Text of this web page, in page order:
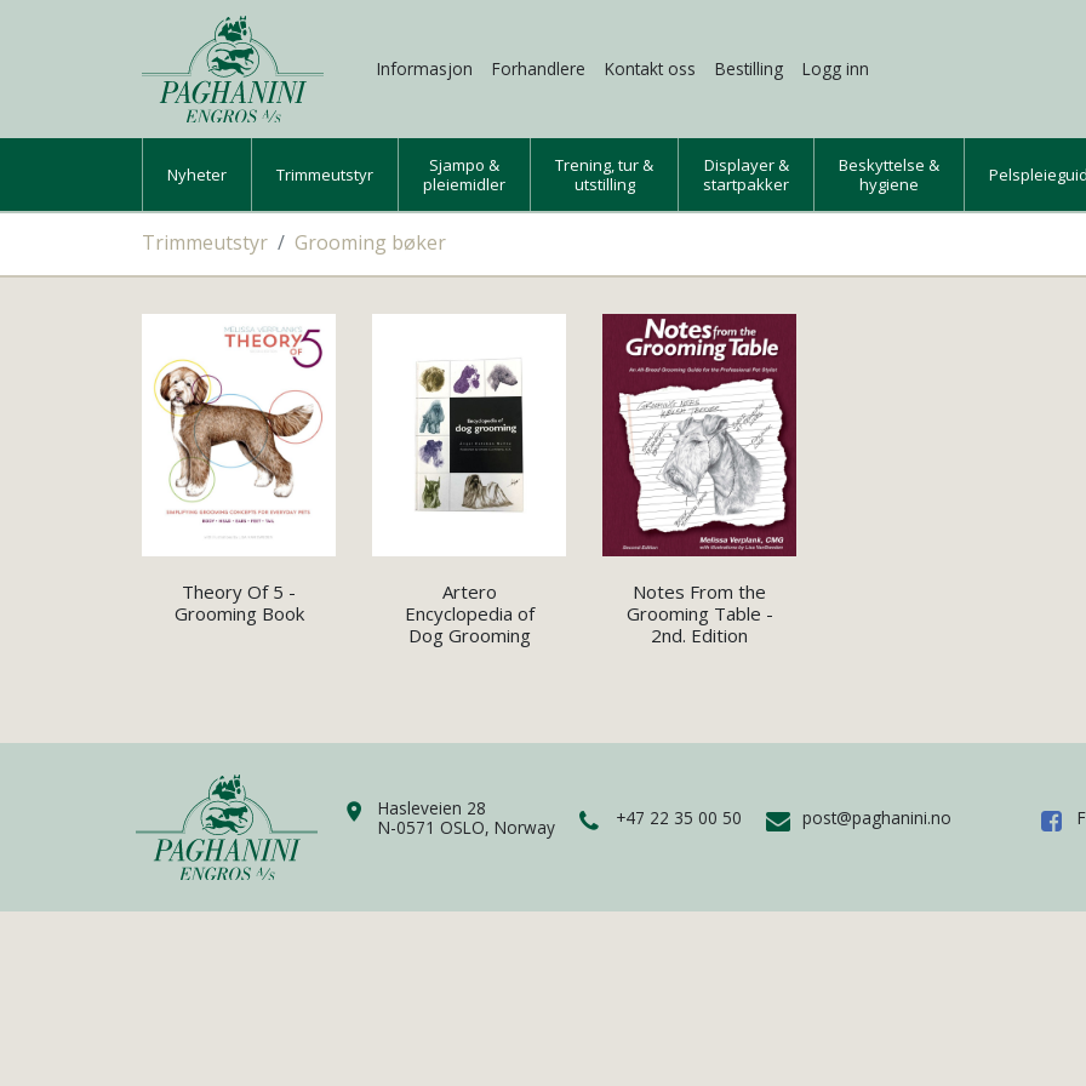
Informasjon Forhandlere Kontakt oss Bestilling Logg inn
Nyheter Trimmeutstyr
Sjampo &
pleiemidler
Trening, tur &
utstilling
Displayer &
startpakker
Beskyttelse &
hygiene
Trimmeutstyr Grooming bøker
Theory Of 5 -
Grooming Book
Artero
Encyclopedia of
Dog Grooming
Notes From the
Grooming Table -
2nd. Edition
Hasleveien 28
N-0571 OSLO, Norway
+47 22 35 00 50 post@paghanini.no